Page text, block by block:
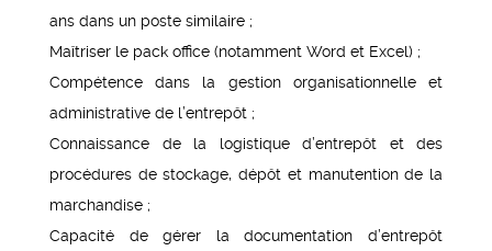
ans dans un poste similaire ;
Maîtriser le pack office (notamment Word et Excel) ;
Compétence dans la gestion organisationnelle et
administrative de l’entrepôt ;
Connaissance de la logistique d’entrepôt et des
procédures de stockage, dépôt et manutention de la
marchandise ;
Capacité de gérer la documentation d’entrepôt